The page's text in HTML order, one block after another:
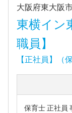
大阪府東大阪
東横イン
職員】
【正社員】（
保育士 正社員